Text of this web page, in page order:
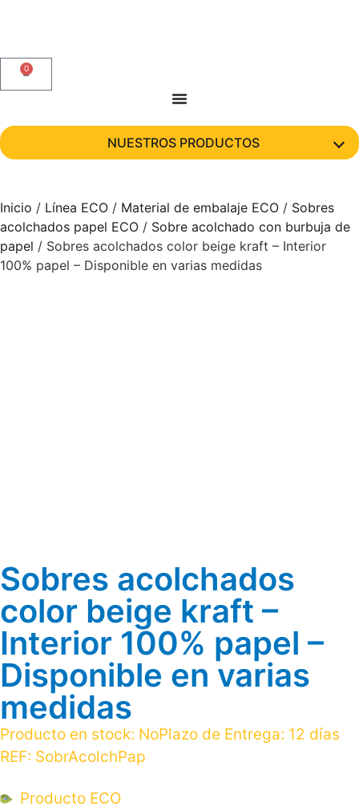
0
NUESTROS PRODUCTOS
Inicio / Línea ECO / Material de embalaje ECO / Sobres
acolchados papel ECO / Sobre acolchado con burbuja de
papel / Sobres acolchados color beige kraft – Interior
100% papel – Disponible en varias medidas
Sobres acolchados
color beige kraft –
Interior 100% papel –
Disponible en varias
medidas
Producto en stock: NoPlazo de Entrega: 12 días
REF: SobrAcolchPap
Producto ECO